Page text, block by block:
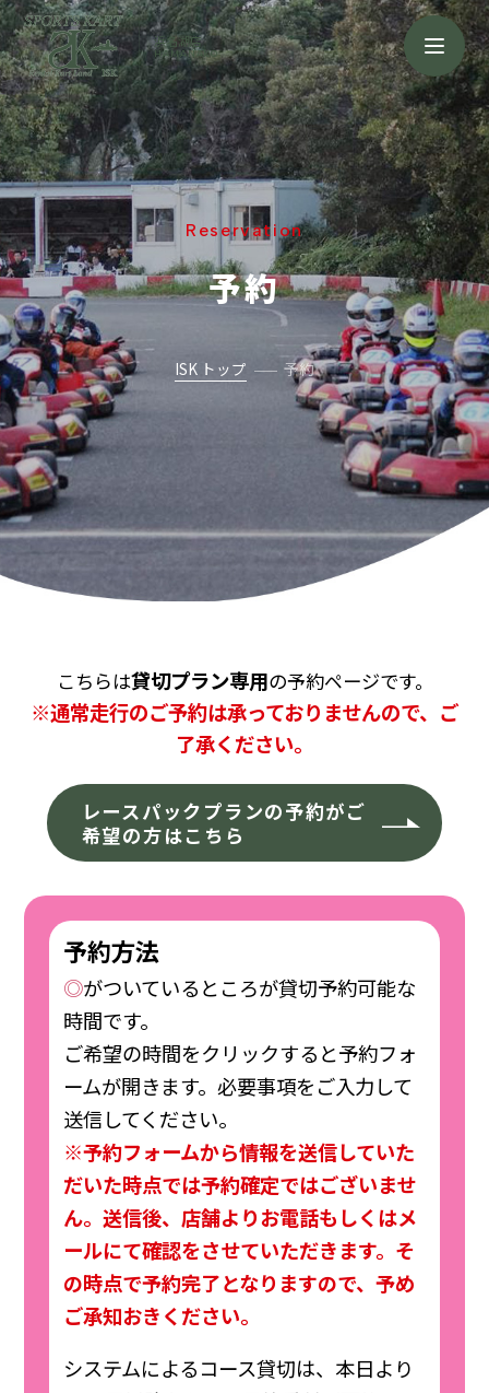
浜名湖店
HAMANAKO
Reservation
予約
ISK トップ 予約
こちらは貸切プラン専用の予約ページです。
※通常走行のご予約は承っておりませんので、ご
了承ください。
レースパックプランの予約がご
希望の方はこちら
予約方法
◎がついているところが貸切予約可能な
時間です。
ご希望の時間をクリックすると予約フォ
ームが開きます。必要事項をご入力して
送信してください。
※予約フォームから情報を送信していた
だいた時点では予約確定ではございませ
ん。送信後、店舗よりお電話もしくはメ
ールにて確認をさせていただきます。そ
の時点で予約完了となりますので、予め
ご承知おきください。
システムによるコース貸切は、本日より